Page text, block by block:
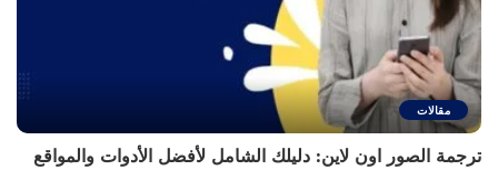
مقالات
ترجمة الصور اون لاين: دليلك الشامل لأفضل الأدوات والمواقع